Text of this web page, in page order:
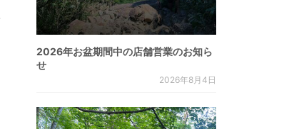
2026年お盆期間中の店舗営業のお知ら
せ
2026年8月4日